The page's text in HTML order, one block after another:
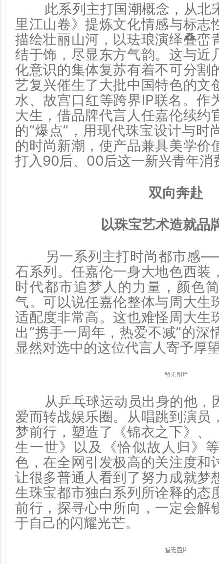
此系列主打国潮概念，从北
里江山卷》提炼文化情感与标志
描绘壮丽山河，以珐琅演绎叠峦
结于饰，尽显东方气韵。这与近
化意识的集体复苏有着不可分割
艺复兴催生了大批中国特色的文
水、故宫口红等跨界IP联名。作
大生，借品牌代言人任嘉伦续约
的“爆点”，用现代珠宝设计与时
的时尚新潮，使产品兼具美学价
打入90后、00后这一新兴青年消
双向奔赴
以珠宝艺术造就品
另一系列主打时尚都市感
石系列。任嘉伦一身大地色西装
时代都市追梦人的力量，颜色
气。可以说任嘉伦整体与周大生
适配度非常高。这也难怪周大生
出“携手一周年，热爱不减”的深
显然对选中的这位代言人寄予厚
从乒乓球运动员出身的他，
爱而转战娱乐圈。从唱跳到演员
梦前行，塑造了《锦衣之下》、
生一世》以及《恰似故人归》
色，在全网引发极高的关注度和
让很多普通人看到了努力成就梦
生珠宝都市独白系列所诠释的态
前行，探寻心中所向，一定会解
于自己的闪耀光芒。